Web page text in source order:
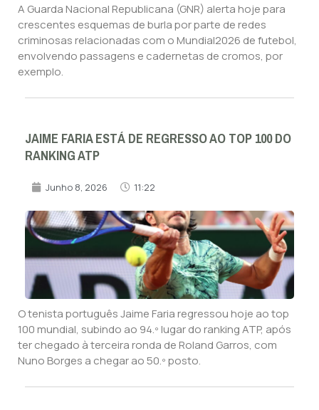
A Guarda Nacional Republicana (GNR) alerta hoje para
crescentes esquemas de burla por parte de redes
criminosas relacionadas com o Mundial2026 de futebol,
envolvendo passagens e cadernetas de cromos, por
exemplo.
JAIME FARIA ESTÁ DE REGRESSO AO TOP 100 DO
RANKING ATP
Junho 8, 2026 11:22
O tenista português Jaime Faria regressou hoje ao top
100 mundial, subindo ao 94.º lugar do ranking ATP, após
ter chegado à terceira ronda de Roland Garros, com
Nuno Borges a chegar ao 50.º posto.